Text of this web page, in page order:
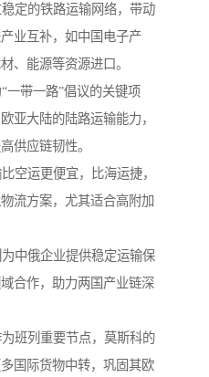
定的铁路运输网络，带动
业互补，如中国电子产
、能源等资源进口。
一带一路”倡议的关键项
亚大陆的陆路运输能力，
供应链韧性。
空运更便宜，比海运捷，
流方案，尤其适合高附加
中俄企业提供稳定运输保
合作，助力两国产业链深
班列重要节点，莫斯科的
国际货物中转，巩固其欧